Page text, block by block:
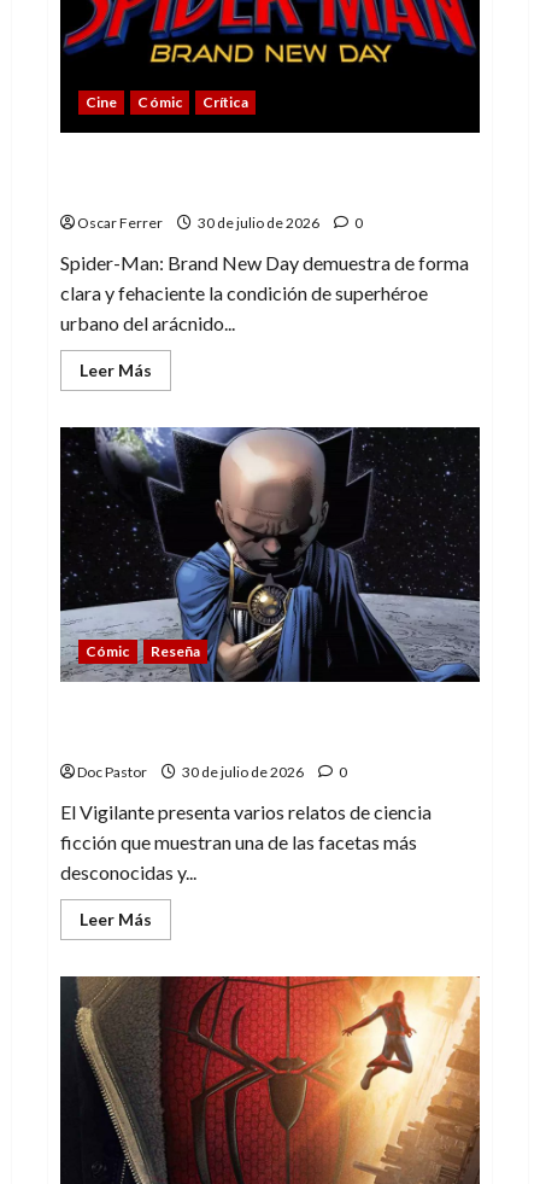
villano
de
Marvel
Cine Cómic Crítica
Oscar Ferrer 30 de julio de 2026 0
Spider-Man: Brand New Day demuestra de forma
clara y fehaciente la condición de superhéroe
urbano del arácnido...
Leer Más
más
Spider-
Man:
Brand
New
Day,
mejor
de
lo
esperado
Cómic Reseña
Doc Pastor 30 de julio de 2026 0
El Vigilante presenta varios relatos de ciencia
ficción que muestran una de las facetas más
desconocidas y...
Leer Más
más
El
Vigilante
y
las
joyas
ocultas
de
la
ciencia
ficción
de
Marvel